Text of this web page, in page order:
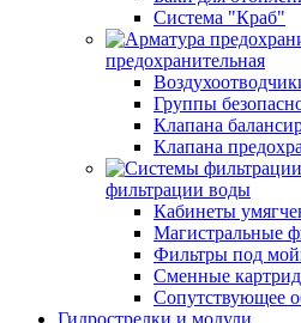
Система "Краб"
предохранительная
Группы
Клапана
Клапана
фильтрации воды
Кабинеты
Магистральные
Фильтры под
Сменные
Сопутствующее
Гидрострелки и модули